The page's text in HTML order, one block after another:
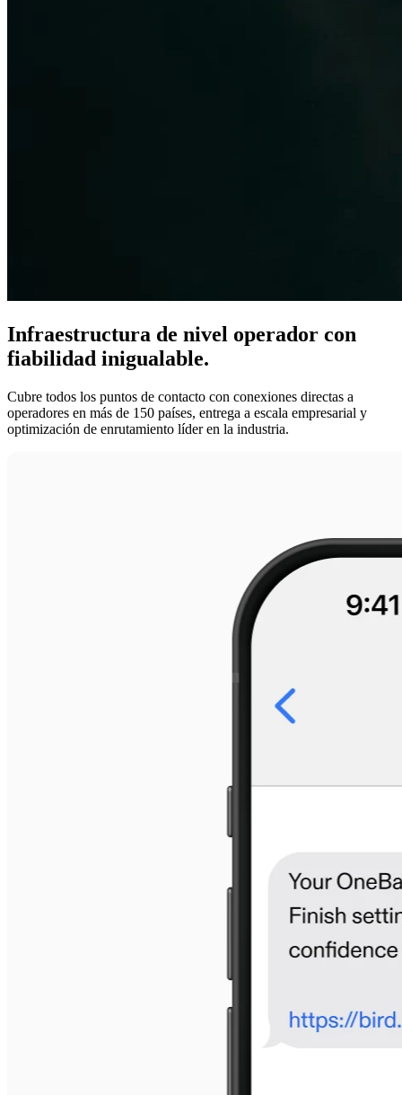
Infraestructura de nivel operador con
fiabilidad inigualable.
Cubre todos los puntos de contacto con conexiones directas a
operadores en más de 150 países, entrega a escala empresarial y
optimización de enrutamiento líder en la industria.